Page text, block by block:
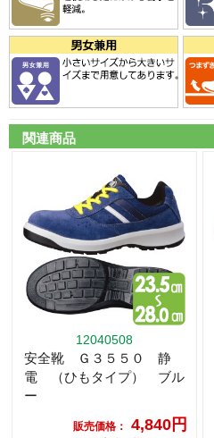
関連商品
12040508
安全靴 Ｇ３５５０ 静
電 （ひもタイプ） ブル
ー
販売価格： 4,840円